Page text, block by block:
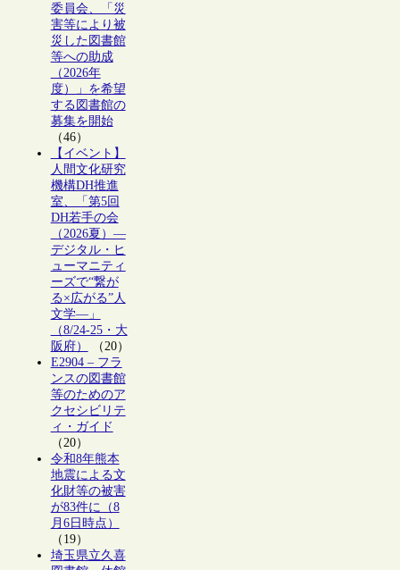
委員会、「災
害等により被
災した図書館
等への助成
（2026年
度）」を希望
する図書館の
募集を開始
（46）
【イベント】
人間文化研究
機構DH推進
室、「第5回
DH若手の会
（2026夏）―
デジタル・ヒ
ューマニティ
ーズで“繋が
る×広がる”人
文学―」
（8/24-25・大
阪府）
（20）
E2904 – フラ
ンスの図書館
等のためのア
クセシビリテ
ィ・ガイド
（20）
令和8年熊本
地震による文
化財等の被害
が83件に（8
月6日時点）
（19）
埼玉県立久喜